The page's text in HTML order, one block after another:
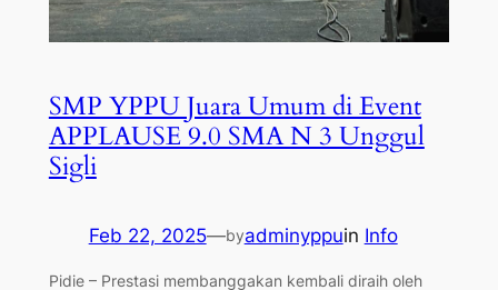
SMP YPPU Juara Umum di Event
APPLAUSE 9.0 SMA N 3 Unggul
Sigli
Feb 22, 2025—byadminyppuin Info
Pidie – Prestasi membanggakan kembali diraih oleh